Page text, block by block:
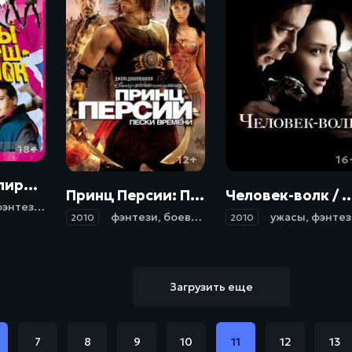
18+
Убийцы вампирш-лесбиянок / Lesbian Vampire Killers (2009)
, боевик,комедия
12+
Принц Персии: Пески времени / Prince of Persia: The Sands of Time (2010)
2010 фэнтези, боевик приключения
Человек-волк /
2010 ужасы, фэнтези
Загрузить еще
7 8 9 10 11 12 13